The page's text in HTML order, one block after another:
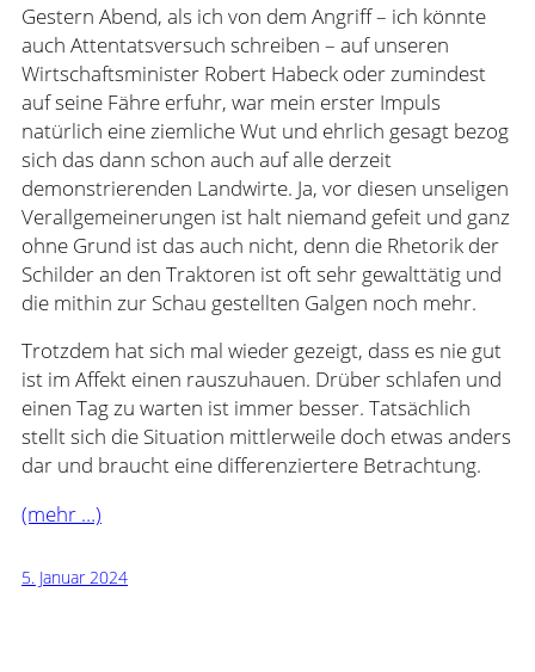
Gestern Abend, als ich von dem Angriff – ich könnte
auch Attentatsversuch schreiben – auf unseren
Wirtschaftsminister Robert Habeck oder zumindest
auf seine Fähre erfuhr, war mein erster Impuls
natürlich eine ziemliche Wut und ehrlich gesagt bezog
sich das dann schon auch auf alle derzeit
demonstrierenden Landwirte. Ja, vor diesen unseligen
Verallgemeinerungen ist halt niemand gefeit und ganz
ohne Grund ist das auch nicht, denn die Rhetorik der
Schilder an den Traktoren ist oft sehr gewalttätig und
die mithin zur Schau gestellten Galgen noch mehr.
Trotzdem hat sich mal wieder gezeigt, dass es nie gut
ist im Affekt einen rauszuhauen. Drüber schlafen und
einen Tag zu warten ist immer besser. Tatsächlich
stellt sich die Situation mittlerweile doch etwas anders
dar und braucht eine differenziertere Betrachtung.
(mehr …)
5. Januar 2024